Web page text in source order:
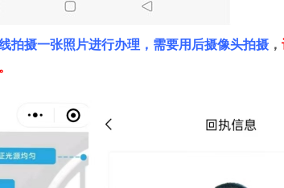
拍摄一张照片进行办理，需要用后摄像头拍摄 ，